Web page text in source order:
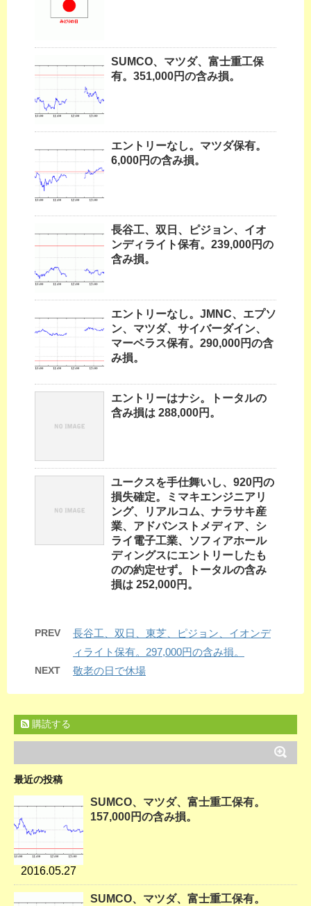
SUMCO、マツダ、富士重工保
有。351,000円の含み損。
エントリーなし。マツダ保有。
6,000円の含み損。
長谷工、双日、ピジョン、イオ
ンディライト保有。239,000円の
含み損。
エントリーなし。JMNC、エプソ
ン、マツダ、サイバーダイン、
マーベラス保有。290,000円の含
み損。
エントリーはナシ。トータルの
含み損は 288,000円。
ユークスを手仕舞いし、920円の
損失確定。ミマキエンジニアリ
ング、リアルコム、ナラサキ産
業、アドバンストメディア、シ
ライ電子工業、ソフィアホール
ディングスにエントリーしたも
のの約定せず。トータルの含み
損は 252,000円。
PREV
長谷工、双日、東芝、ピジョン、イオンデ
ィライト保有。297,000円の含み損。
NEXT 敬老の日で休場
購読する
最近の投稿
2016.05.27
SUMCO、マツダ、富士重工保有。
157,000円の含み損。
SUMCO、マツダ、富士重工保有。